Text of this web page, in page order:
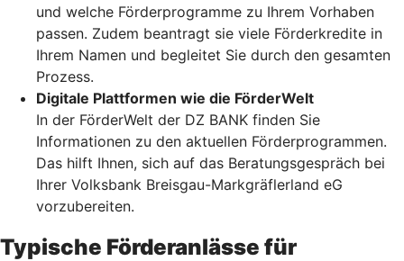
und welche Förderprogramme zu Ihrem Vorhaben
passen. Zudem beantragt sie viele Förderkredite in
Ihrem Namen und begleitet Sie durch den gesamten
Prozess.
Digitale Plattformen wie die FörderWelt
In der FörderWelt der DZ BANK finden Sie
Informationen zu den aktuellen Förderprogrammen.
Das hilft Ihnen, sich auf das Beratungsgespräch bei
Ihrer Volksbank Breisgau-Markgräflerland eG
vorzubereiten.
Typische Förderanlässe für